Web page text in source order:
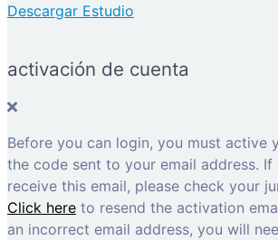
Descargar Estudio
activación de cuenta
Before you can login, you must active
the code sent to your email address.
receive this email, please check your
Click here to resend the activation
an incorrect email address, you will